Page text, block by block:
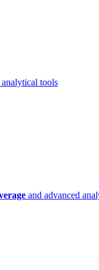
tools
and advanced